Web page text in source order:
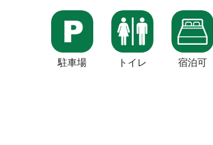
駐車場 トイレ 宿泊可